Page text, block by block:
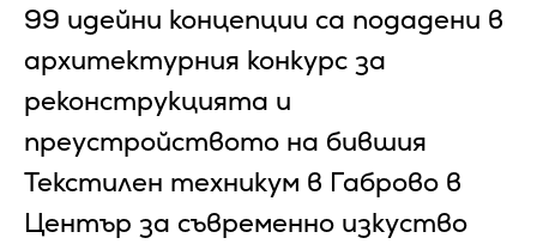
99 идейни концепции са подадени в
архитектурния конкурс за
реконструкцията и
преустройството на бившия
Текстилен техникум в Габрово в
Център за съвременно изкуство